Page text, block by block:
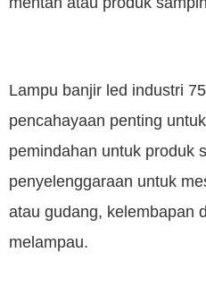
Lampu banjir led industri
pencahayaan penting
pemindahan untuk produk
penyelenggaraan untuk
atau gudang, kelembapan
melampau.